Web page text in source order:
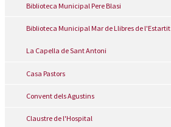
Biblioteca Municipal Pere Blasi
Biblioteca Municipal Mar de Llibres de l'Estartit
La Capella de Sant Antoni
Casa Pastors
Convent dels Agustins
Claustre de l'Hospital